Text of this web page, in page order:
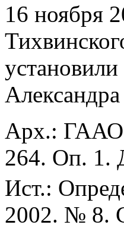
16 ноября
Арх.:
264. Оп. 1.
Ист.:
2002. № 8.